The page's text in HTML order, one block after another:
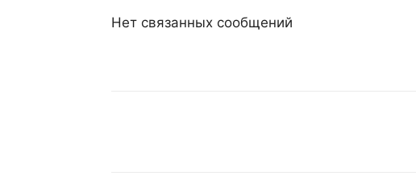
Нет связанных сообщений